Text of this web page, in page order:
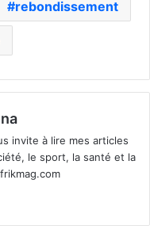
rebondissement
invite à lire mes articles
le sport, la santé et la